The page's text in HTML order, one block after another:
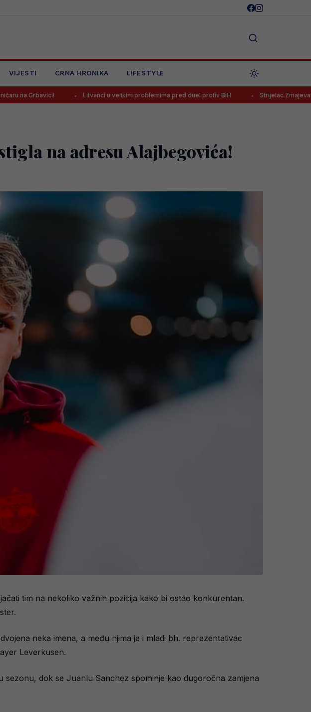
VIJESTI CRNA HRONIKA LIFESTYLE
Litvanci u velikim problemima pred duel protiv BiH Strijelac Zmajeva na Mundijalu
na adresu Alajbegovića!
tim na nekoliko važnih pozicija kako bi ostao konkurentan.
neka imena, a među njima je i mladi bh. reprezentativac
Leverkusen.
dok se Juanlu Sanchez spominje kao dugoročna zamjena